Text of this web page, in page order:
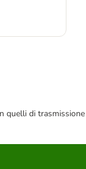
quelli di trasmissione